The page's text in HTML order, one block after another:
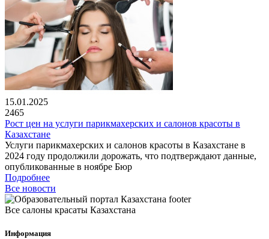
15.01.2025
2465
Рост цен на услуги парикмахерских и салонов красоты в
Казахстане
Услуги парикмахерских и салонов красоты в Казахстане в
2024 году продолжили дорожать, что подтверждают данные,
опубликованные в ноябре Бюр
Подробнее
Все новости
Все салоны красаты Казахстана
Информация